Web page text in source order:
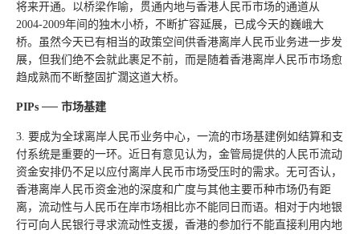
将来开通。以桥梁作喻，贯通内地与香港人民币市场的通道从
2004-2009年间的独木小桥，不断扩容延展，已成今天的巍峨大
桥。虽然今天已有相当的政策空间供香港离岸人民币业务进一步发
展，但我们绝不会就此裹足不前，而是随着香港离岸人民币市场愈
趋成熟而不断整固扩濶这道大桥。
PIPs ── 市场基建
3. 要成为全球离岸人民币业务中心，一流的市场基建例如结算和支
付系统是重要的一环。近日有意见认为，金管局提供的人民币流动
资金安排仍不足以应付离岸人民币市场受压时的需求。无可否认，
香港离岸人民币资金池的深度和广度与其他主要币种市场仍有距
离，流动性与人民币在岸市场相比亦不能同日而语。相对于内地银
行可向人民银行寻求流动性支援，香港的参加行不能直接利用内地